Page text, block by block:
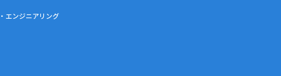
エンジニアリング